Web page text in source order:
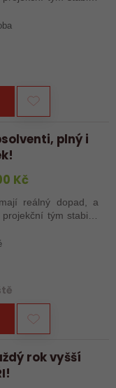
plný i
Kč
reálný dopad, a
tým stabilní
rok vyšší